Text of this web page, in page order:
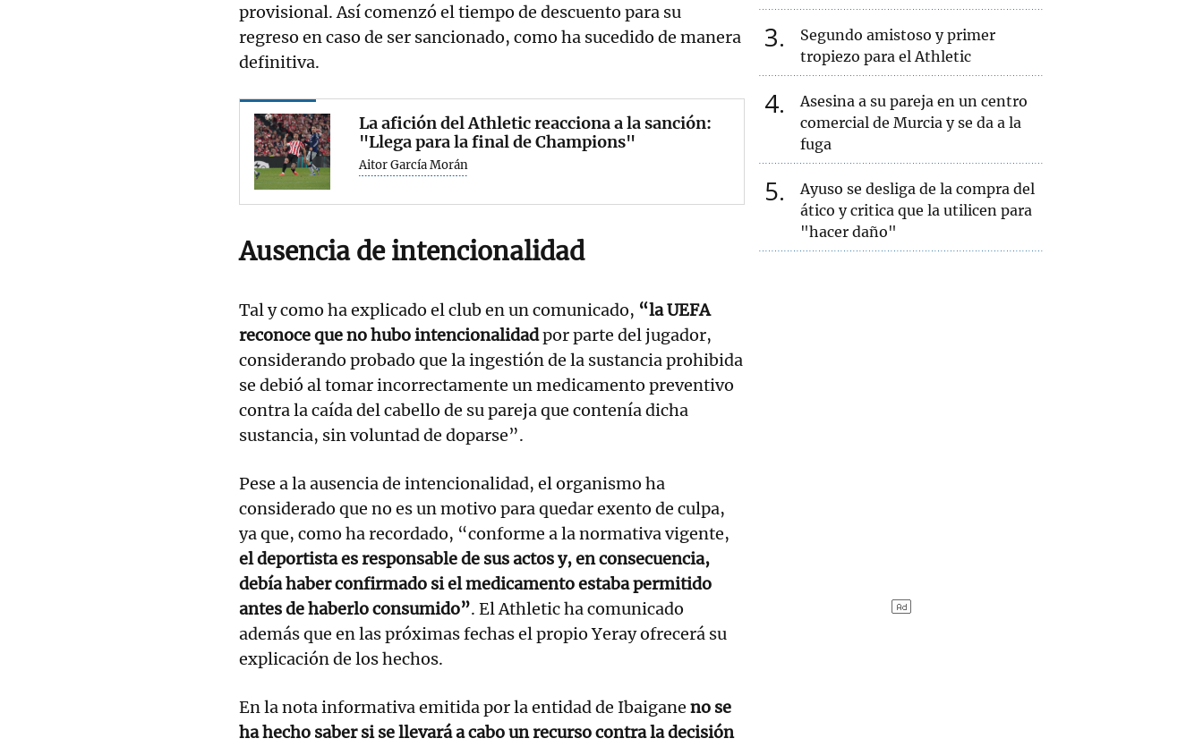
provisional. Así comenzó el tiempo de descuento para su
regreso en caso de ser sancionado, como ha sucedido de manera
definitiva.
La afición del Athletic reacciona a la sanción:
"Llega para la final de Champions"
Aitor García Morán
Ausencia de intencionalidad
Tal y como ha explicado el club en un comunicado, “la UEFA
reconoce que no hubo intencionalidadpor parte del jugador,
considerando probado que la ingestión de la sustancia prohibida
se debió al tomar incorrectamente un medicamento preventivo
contra la caída del cabello de su pareja que contenía dicha
sustancia, sin voluntad de doparse”.
Pese a la ausencia de intencionalidad, el organismo ha
considerado que no es un motivo para quedar exento de culpa,
ya que, como ha recordado, “conforme a la normativa vigente,
el deportista es responsable de sus actos y, en consecuencia,
debía haber confirmado si el medicamento estaba permitido
antes de haberlo consumido”. El Athletic ha comunicado
además que en las próximas fechas el propio Yeray ofrecerá su
explicación de los hechos.
En la nota informativa emitida por la entidad de Ibaigane no se
ha hecho saber si se llevará a cabo un recurso contra la decisión
3
Segundo amistoso y primer
tropiezo para el Athletic
4
Asesina a su pareja en un centro
comercial de Murcia y se da a la
fuga
5
Ayuso se desliga de la compra del
ático y critica que la utilicen para
"hacer daño"